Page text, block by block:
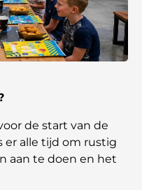
de start van de
er alle tijd om rustig
aan te doen en het